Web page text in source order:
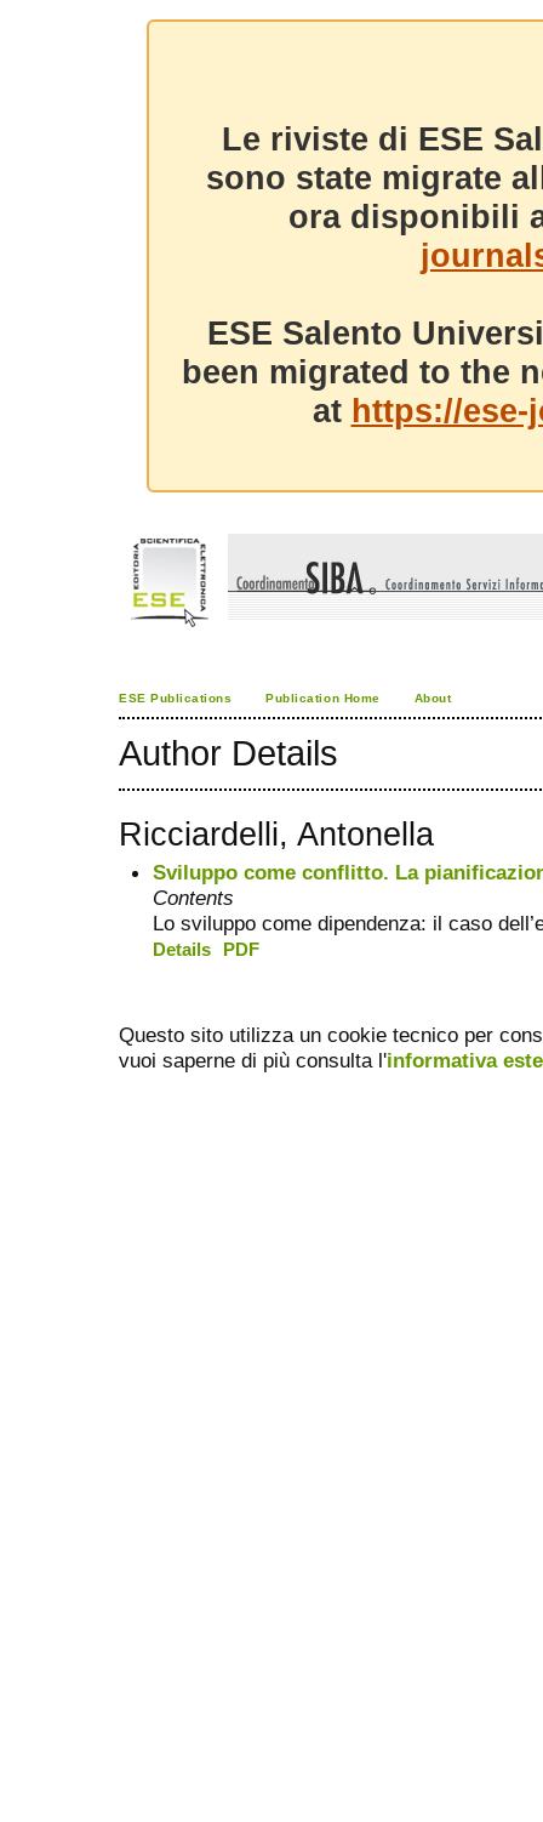
Le riviste di ESE
sono state migrate
ora disponibili
ESE Salento
been migrated to the
at https://
ESE Publications Publication Home About
Author Details
Ricciardelli, Antonella
Sviluppo come conflitto. La
Contents
Lo sviluppo come dipendenza: il caso
Details PDF
Questo sito utilizza un cookie tecnico per
vuoi saperne di più consulta l'informativa